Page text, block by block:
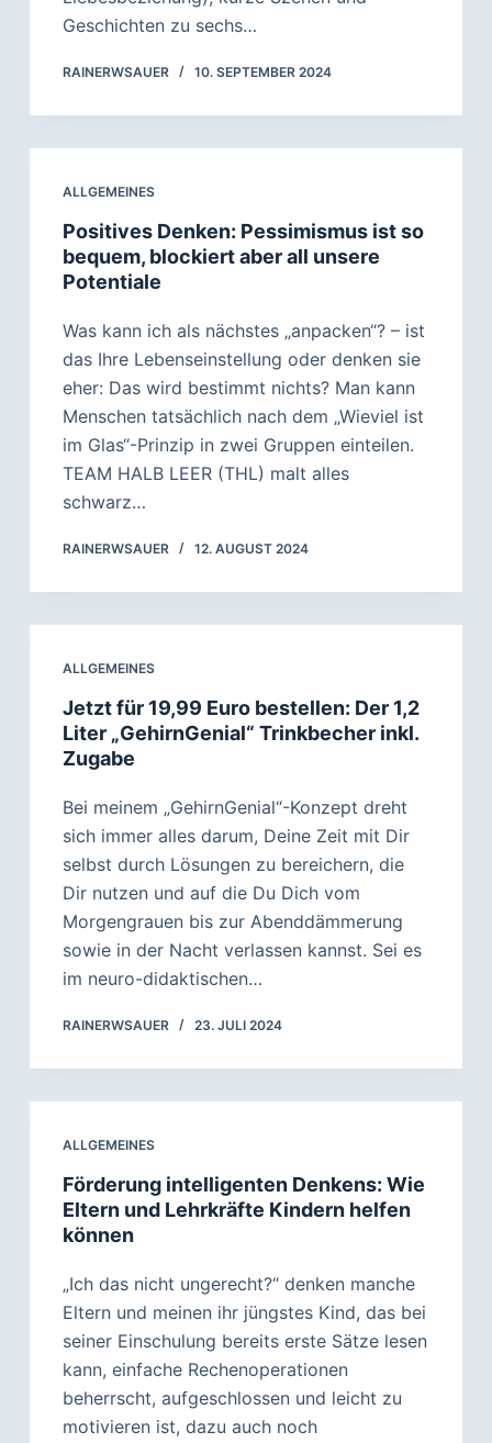
Geschichten zu sechs…
RAINERWSAUER 10. SEPTEMBER 2024
ALLGEMEINES
Positives Denken: Pessimismus ist so
bequem, blockiert aber all unsere
Potentiale
Was kann ich als nächstes „anpacken“? – ist
das Ihre Lebenseinstellung oder denken sie
eher: Das wird bestimmt nichts? Man kann
Menschen tatsächlich nach dem „Wieviel ist
im Glas“-Prinzip in zwei Gruppen einteilen.
TEAM HALB LEER (THL) malt alles
schwarz…
RAINERWSAUER 12. AUGUST 2024
ALLGEMEINES
Jetzt für 19,99 Euro bestellen: Der 1,2
Liter „GehirnGenial“ Trinkbecher inkl.
Zugabe
Bei meinem „GehirnGenial“-Konzept dreht
sich immer alles darum, Deine Zeit mit Dir
selbst durch Lösungen zu bereichern, die
Dir nutzen und auf die Du Dich vom
Morgengrauen bis zur Abenddämmerung
sowie in der Nacht verlassen kannst. Sei es
im neuro-didaktischen…
RAINERWSAUER 23. JULI 2024
ALLGEMEINES
Förderung intelligenten Denkens: Wie
Eltern und Lehrkräfte Kindern helfen
können
„Ich das nicht ungerecht?“ denken manche
Eltern und meinen ihr jüngstes Kind, das bei
seiner Einschulung bereits erste Sätze lesen
kann, einfache Rechenoperationen
beherrscht, aufgeschlossen und leicht zu
motivieren ist, dazu auch noch